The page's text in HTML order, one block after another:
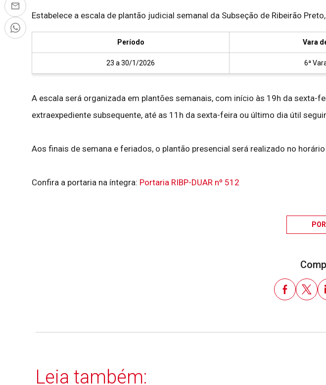
Estabelece a escala de plantão judicial semanal da Subseção de Ribeirão
Período Vara
23 a 30/1/2026 6ª
A escala será organizada em plantões semanais, com início às 19h da
extraexpediente subsequente, até as 11h da sexta-feira ou último dia útil
Aos finais de semana e feriados, o plantão presencial será realizado no
Confira a portaria na íntegra: Portaria RIBP-DUAR nº 512
Leia também: